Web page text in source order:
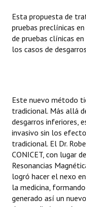
Esta propuesta de
pruebas preclínicas
de pruebas clínicas
los casos de
Este nuevo método
tradicional. Más allá
desgarros inferiores,
invasivo sin los
tradicional. El Dr.
CONICET, con lugar
Resonancias
logró hacer el nexo
la medicina,
generado así un